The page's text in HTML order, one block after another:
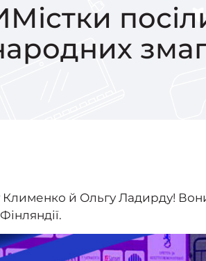
Клименко й Ольгу Ладирду!